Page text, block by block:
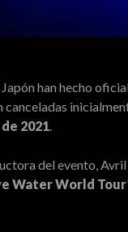
han hecho
canceladas
2021.
del evento,
Water World Tour